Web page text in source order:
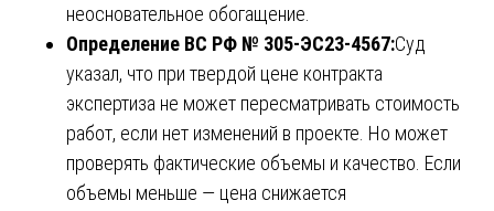
неосновательное обогащение.
Определение ВС РФ № 305-ЭС23-4567:Суд
указал, что при твердой цене контракта
экспертиза не может пересматривать стоимость
работ, если нет изменений в проекте. Но может
проверять фактические объемы и качество. Если
объемы меньше — цена снижается